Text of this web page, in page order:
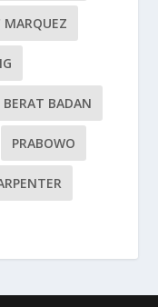
MARQUEZ
BADAN
PRABOWO